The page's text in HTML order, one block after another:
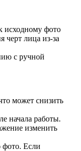
исходному фото
черт лица из-за
с ручной
может снизить
начала работы.
изменить
фото. Если